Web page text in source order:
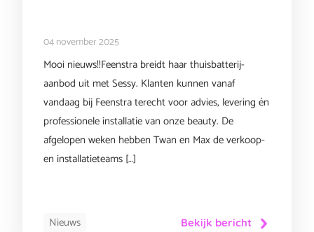
04 november 2025
Mooi nieuws!!Feenstra breidt haar thuisbatterij-
aanbod uit met Sessy. Klanten kunnen vanaf
vandaag bij Feenstra terecht voor advies, levering én
professionele installatie van onze beauty. De
afgelopen weken hebben Twan en Max de verkoop-
en installatieteams […]
Nieuws Bekijk bericht